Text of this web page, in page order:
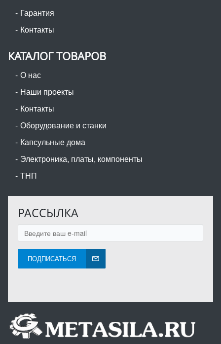
Гарантия
Контакты
КАТАЛОГ ТОВАРОВ
О нас
Наши проекты
Контакты
Оборудование и станки
Капсульные дома
Электроника, платы, компоненты
ТНП
РАССЫЛКА
ПОДПИСАТЬСЯ